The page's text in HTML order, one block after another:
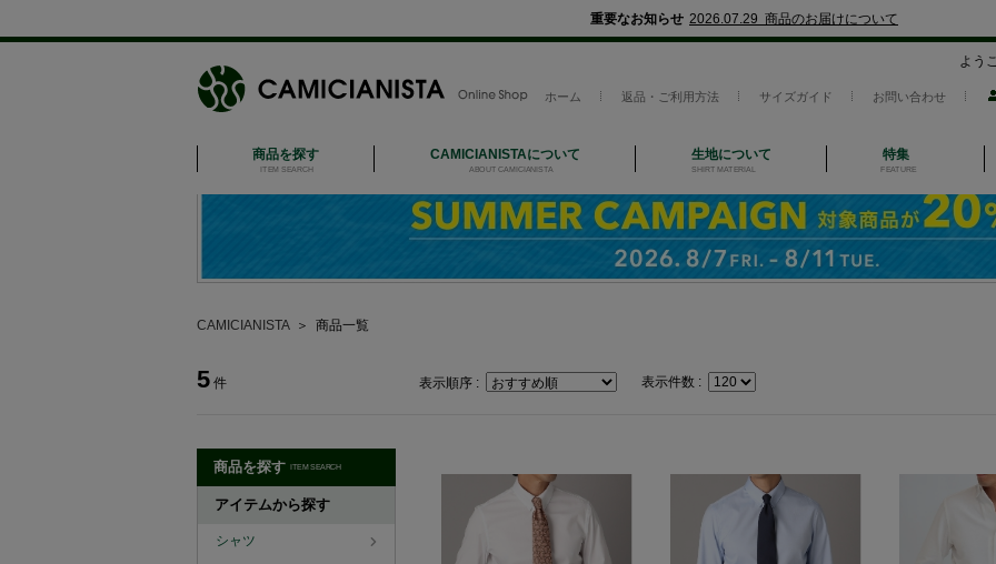
重要なお知らせ 2026.07.29 商品のお届けについて
よう
ホーム 返品・ご利用方法 サイズガイド お問い合わせ
商品を探す
ITEM SEARCH
CAMICIANISTAについて
ABOUT CAMICIANISTA
生地について
SHIRT MATERIAL
特集
FEATURE
CAMICIANISTA＞ 商品一覧
5 件 表示順序 : 表示件数 :
商品を探す ITEM SEARCH
アイテムから探す
シャツ